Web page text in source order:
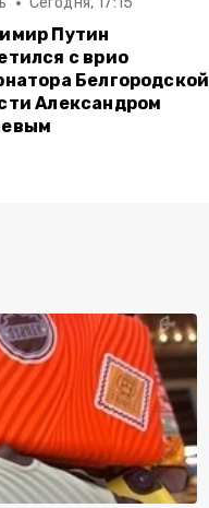
Путин
с врио
Белгородской
Александром